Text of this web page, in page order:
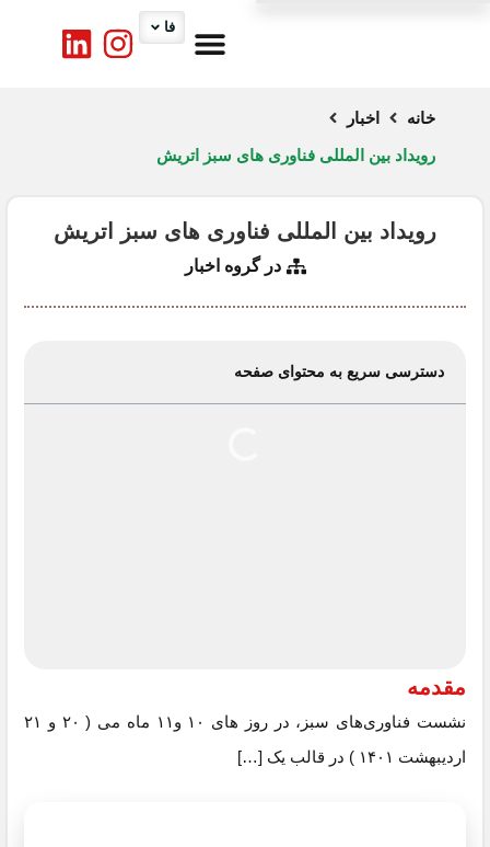
فا
خانه
اخبار
رویداد بین المللی فناوری های سبز اتریش
رویداد بین المللی فناوری های سبز اتریش
در گروه اخبار
دسترسی سریع به محتوای صفحه
مقدمه
نشست فناوری‌های سبز، در روز های ۱۰ و۱۱ ماه می ( ۲۰ و ۲۱
اردیبهشت ۱۴۰۱ ) در قالب یک […]